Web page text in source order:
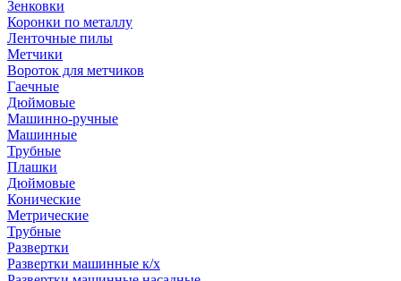
Зенковки
Коронки по металлу
Ленточные пилы
Метчики
Вороток для метчиков
Гаечные
Дюймовые
Машинно-ручные
Машинные
Трубные
Плашки
Дюймовые
Конические
Метрические
Трубные
Развертки
Развертки машинные к/х